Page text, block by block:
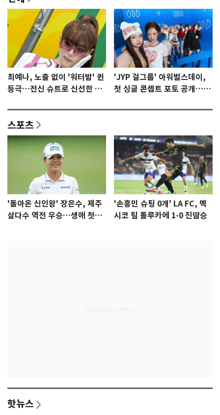
최예나, 노출 없이 '워터밤' 퀸
등극…전신 슈트로 신선한 충
'JYP 걸그룹' 아워벌스데이,
첫 싱글 콘셉트 포토 공개…청
스포츠
'돌아온 신인왕' 장은수, 제주
삼다수 역전 우승…생애 첫승
'손흥민 슈팅 0개' LA FC, 멕
시코 팀 톨루카에 1-0 진땀승
핫뉴스